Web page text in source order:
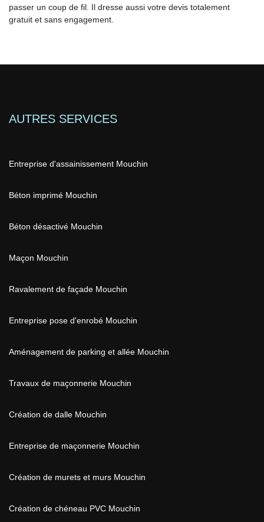
passer un coup de fil. Il dresse aussi votre devis totalement
gratuit et sans engagement.
AUTRES SERVICES
Entreprise d'assainissement Mouchin
Béton imprimé Mouchin
Béton désactivé Mouchin
Maçon Mouchin
Ravalement de façade Mouchin
Entreprise pose d'enrobé Mouchin
Aménagement de parking et allée Mouchin
Travaux de maçonnerie Mouchin
Création de dalle Mouchin
Entreprise de maçonnerie Mouchin
Création de murets et murs Mouchin
Création de chéneau PVC Mouchin